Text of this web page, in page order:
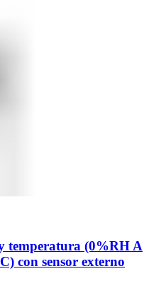
temperatura (0%RH A
con sensor externo